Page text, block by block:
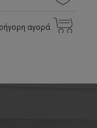
αγορά